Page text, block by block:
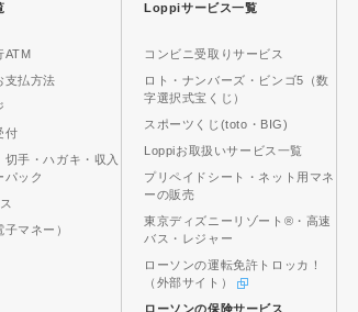
ATM
支払方法
付
手・ハガキ・収入
パック
マネー）
Loppiサービス一覧
コンビニ受取りサービス
ロト・ナンバーズ・ビンゴ5（数
字選択式宝くじ）
スポーツくじ(toto・BIG)
Loppiお取扱いサービス一覧
プリペイドシート・ネット用マネ
ーの販売
東京ディズニーリゾート®・高速
バス・レジャー
ローソンの運転免許トロッカ！
（外部サイト）
ローソンの保険サービス